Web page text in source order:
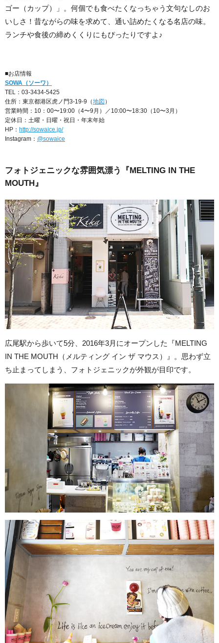
ゴー（カップ）」。何個でも食べたくなっちゃう文句なしのお
いしさ！昔ながらの味を求めて、通い詰めたくなる名店の味。
ランチや食後の締めくくりにもぴったりですよ♪
■お店情報
SOWA（ソーワ）
TEL：03‐3434-5425
住所：東京都港区虎ノ門3-19-9（地図 ）
営業時間：10：00〜19:00（4〜9月）／10:00〜18:30（10〜3月）
定休日：土曜・日曜・祝日・年末年始
HP： http://sowaice.jp/
Instagram： @sowaice
フォトジェニックな雰囲気漂う『MELTING IN THE
MOUTH』
広尾駅から歩いて5分、2016年3月にオープンした『MELTING
IN THE MOUTH（メルティング イン ザ マウス）』。思わず立
ち止まってしまう、フォトジェニックが外観が目印です。